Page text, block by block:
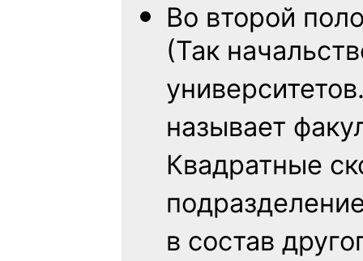
Во второй
(Так
называет
Квадратные
в состав